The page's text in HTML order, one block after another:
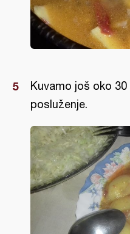
Kuvamo još oko
posluženje.